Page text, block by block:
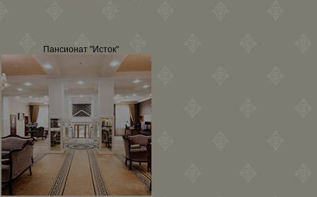
Пансионат "Исток"